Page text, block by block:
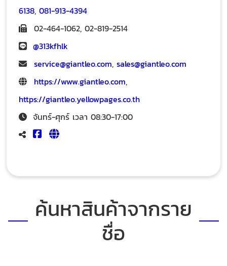
6138, 081-913-4394
02-464-1062, 02-819-2514
@313kfhlk
service@giantleo.com, sales@giantleo.com
https://www.giantleo.com,
https://giantleo.yellowpages.co.th
จันทร์-ศุกร์ เวลา 08:30-17:00
ค้นหาสินค้าจากราย
ชื่อ